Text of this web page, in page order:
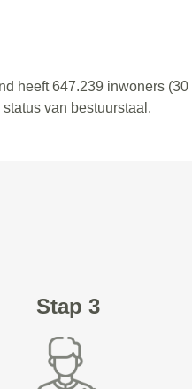
heeft 647.239 inwoners (30
van bestuurstaal.
Stap 3